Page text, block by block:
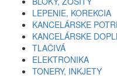
LEPENIE, KOREKCIA
KANCELÁRSKE
KANCELÁRSKE
TLAČIVÁ
ELEKTRONIKA
TONERY, INKJETY